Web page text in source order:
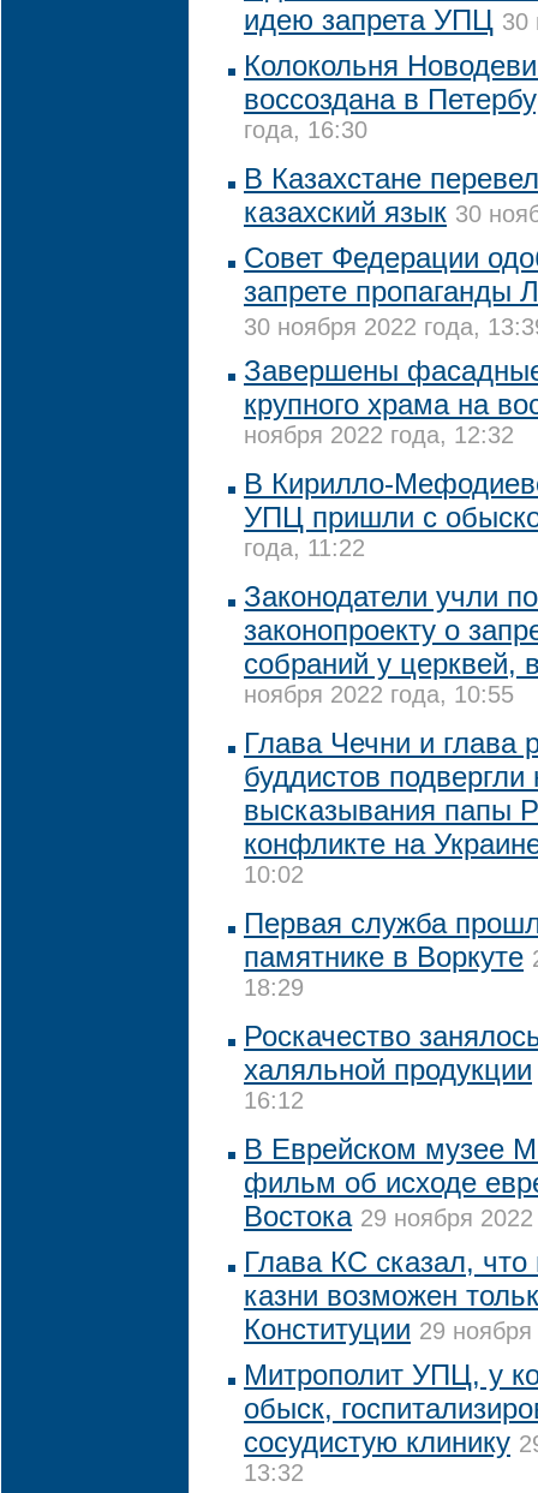
идею запрета УПЦ 30
Колокольня
воссоздана в
года, 16:30
В Казахстане
казахский язык 30
Совет Федерации
запрете пропаганды
30 ноября 2022 года,
Завершены
крупного храма на
ноября 2022 года, 12:32
В Кирилло-
УПЦ пришли с
года, 11:22
Законодатели учли
законопроекту о
собраний у церквей,
ноября 2022 года, 10:55
Глава Чечни и глава
буддистов подвергли
высказывания папы
конфликте на
10:02
Первая служба
памятнике в Воркуте
18:29
Роскачество
халяльной продукции
16:12
В Еврейском музее
фильм об исходе
Востока 29 ноября
Глава КС сказал, что
казни возможен
Конституции 29
Митрополит УПЦ, у
обыск,
сосудистую клинику
13:32